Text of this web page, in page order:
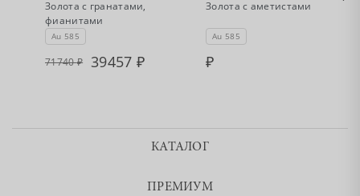
Золота с гранатами,
фианитами
Au 585
71740 39457
Золота с аметистами
Au 585
КАТАЛОГ
ПРЕМИУМ